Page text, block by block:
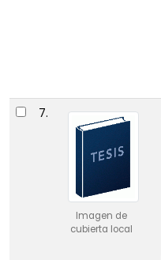
7.
Imagen de
cubierta local